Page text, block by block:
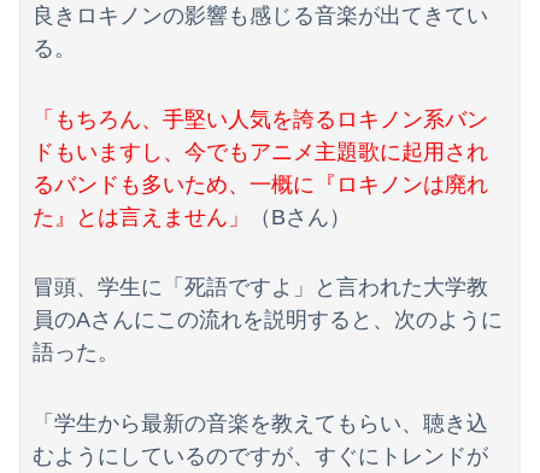
良きロキノンの影響も感じる音楽が出てきてい
る。
「もちろん、手堅い人気を誇るロキノン系バン
ドもいますし、今でもアニメ主題歌に起用され
るバンドも多いため、一概に『ロキノンは廃れ
た』とは言えません」
（Bさん）
冒頭、学生に「死語ですよ」と言われた大学教
員のAさんにこの流れを説明すると、次のように
語った。
「学生から最新の音楽を教えてもらい、聴き込
むようにしているのですが、すぐにトレンドが